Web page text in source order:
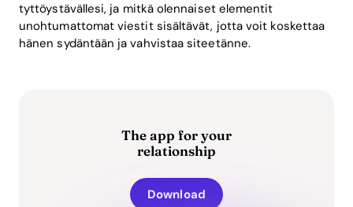
tyttöystävällesi, ja mitkä olennaiset elementit
unohtumattomat viestit sisältävät, jotta voit koskettaa
hänen sydäntään ja vahvistaa siteetänne.
The app for your
relationship
Download